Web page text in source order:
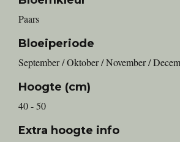
Paars
Bloeiperiode
September / Oktober / November /
Hoogte (cm)
40 - 50
Extra hoogte info